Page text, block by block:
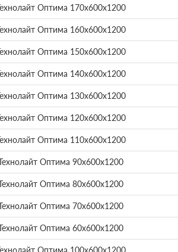
Оптима 170х600х1200
Оптима 160х600х1200
Оптима 150х600х1200
Оптима 140х600х1200
Оптима 130х600х1200
Оптима 120х600х1200
Оптима 110х600х1200
Оптима 90х600х1200
Оптима 80х600х1200
Оптима 70х600х1200
Оптима 60х600х1200
Оптима 100х600х1200